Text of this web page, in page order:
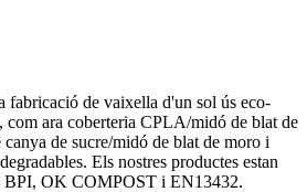
fabricació de vaixella d'un sol ús eco-
com ara coberteria CPLA/midó de blat de
canya de sucre/midó de blat de moro i
Els nostres productes estan
BPI, OK COMPOST i EN13432.